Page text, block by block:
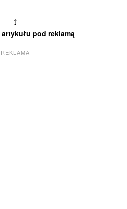
↕
artykułu pod reklamą
REKLAMA